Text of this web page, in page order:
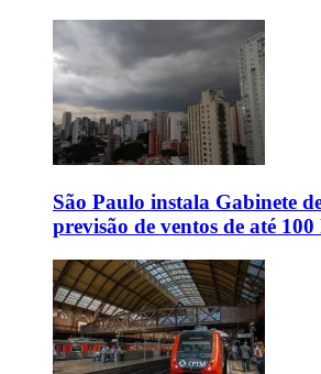
São Paulo instala Gabinete
previsão de ventos de até